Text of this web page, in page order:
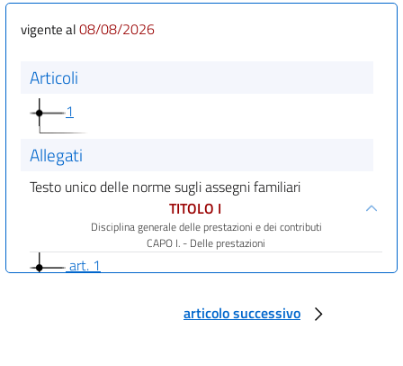
vigente al08/08/2026
Articoli
1
Allegati
Testo unico delle norme sugli assegni familiari
TITOLO I
Disciplina generale delle prestazioni e dei contributi
CAPO I. - Delle prestazioni
art. 1
articolo successivo